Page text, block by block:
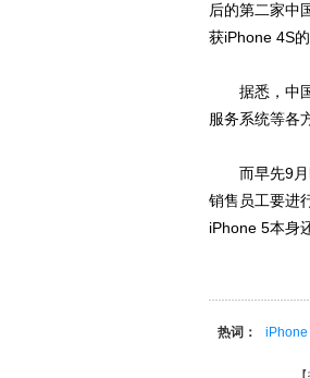
后的第二家中
获iPhone 4S
据悉，中国
服务系统等各
而早先9月时
销售员工要进
iPhone 5本身
热词： iPhone